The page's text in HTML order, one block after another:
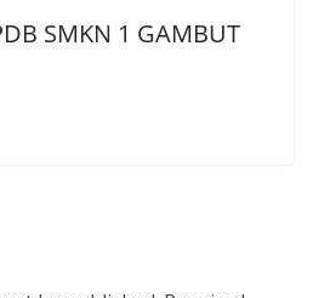
SMKN 1 GAMBUT